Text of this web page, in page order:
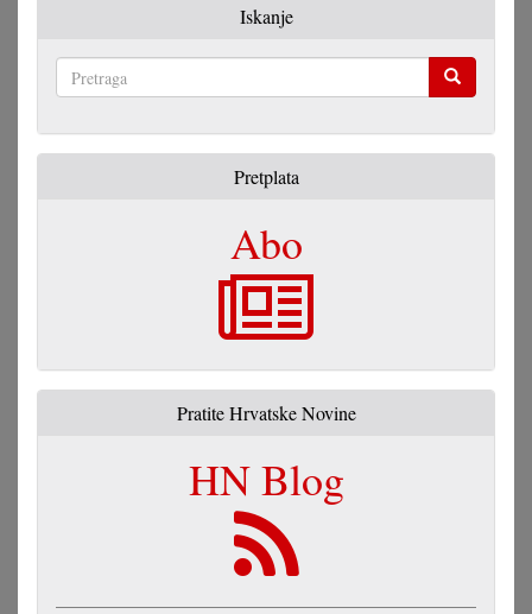
Iskanje
Pretplata
Abo
Pratite Hrvatske Novine
HN Blog